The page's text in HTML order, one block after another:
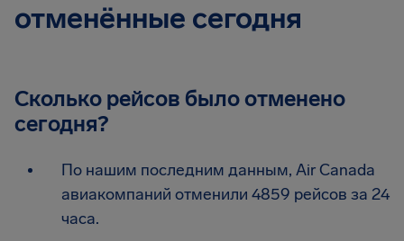
отменённые сегодня
Сколько рейсов было отменено
сегодня?
По нашим последним данным, Air Canada
авиакомпаний отменили 4859 рейсов за 24
часа.